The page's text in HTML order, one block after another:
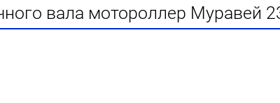
вала мотороллер Муравей